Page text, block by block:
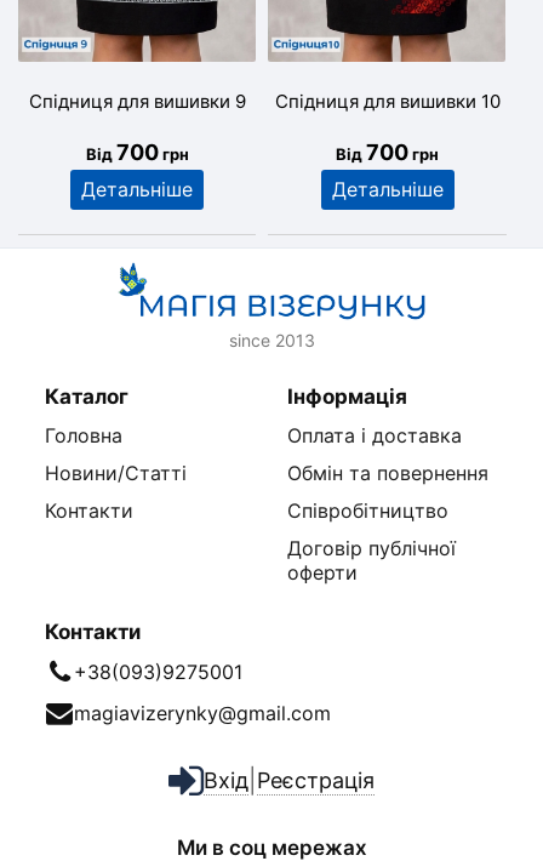
Спідниця для вишивки 9
Від700грн
Детальніше
Спідниця для вишивки 10
Від700грн
Детальніше
since 2013
Каталог
Головна
Новини/Статті
Контакти
Інформація
Оплата і доставка
Обмін та повернення
Співробітництво
Договір публічної
оферти
Контакти
+38(093)9275001
magiavizerynky@gmail.com
Вхід Реєстрація
Ми в соц мережах